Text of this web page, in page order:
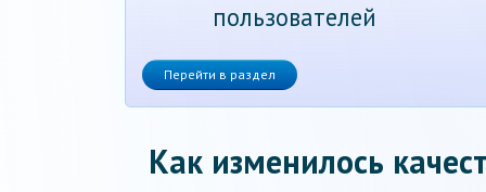
пользователей
Перейти в раздел
Как изменилось